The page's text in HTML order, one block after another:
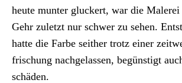
heute munter gluck­ert, war die
Gehr zulet­zt nur schw­er zu sehen.
hat­te die Farbe sei­ther trotz ein­er
frischung nachge­lassen, begün­stigt
schä­den.